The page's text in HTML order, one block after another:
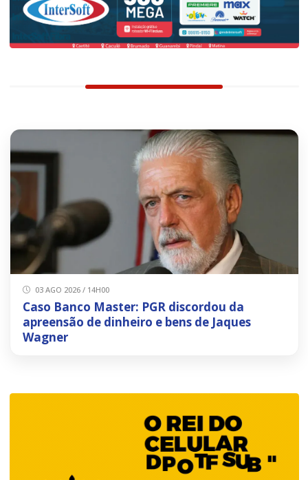
03 AGO 2026 / 14H00
Caso Banco Master: PGR discordou da
apreensão de dinheiro e bens de Jaques
Wagner